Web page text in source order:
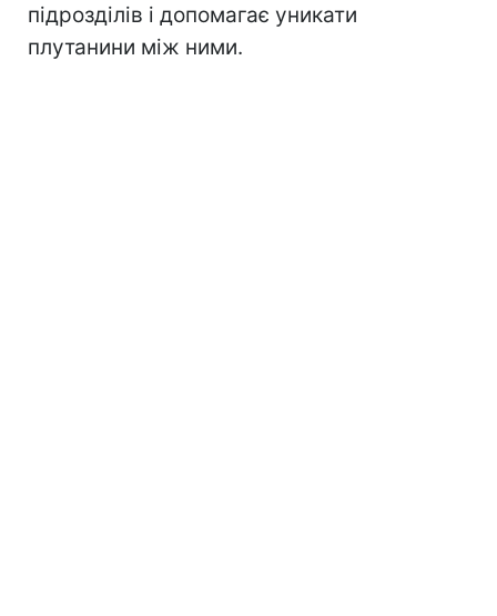
підрозділів і допомагає уникати
плутанини між ними.